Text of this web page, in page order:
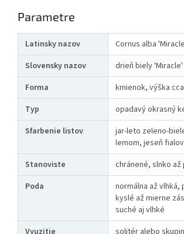
Parametre
Latinsky nazov
Cornus alba
Slovensky nazov
drieň biely 'Miracle'
Forma
kmienok, výška
Typ
opadavý okrasný
Sfarbenie listov
jar-leto zeleno-
lemom, jeseň
Stanoviste
chránené, slnko
Poda
normálna až vlhká,
kyslé až mierne
suché aj vlhké
Vyuzitie
solitér alebo